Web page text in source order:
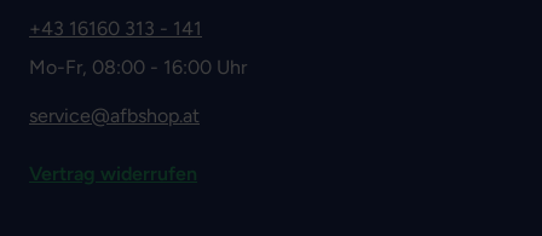
+43 16160 313 - 141
Mo-Fr, 08:00 - 16:00 Uhr
service@afbshop.at
Vertrag widerrufen